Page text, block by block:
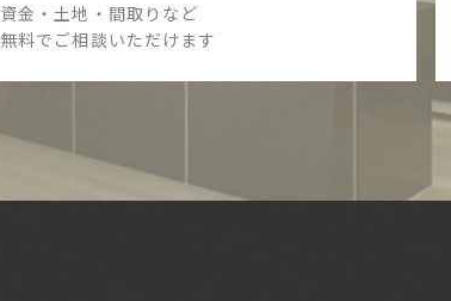
資金・土地・間取りなど
無料でご相談いただけます